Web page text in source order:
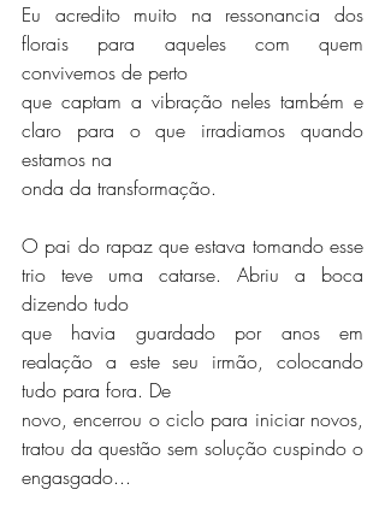
Eu acredito muito na ressonancia dos
florais para aqueles com quem
convivemos de perto
que captam a vibração neles também e
claro para o que irradiamos quando
estamos na
onda da transformação.
O pai do rapaz que estava tomando esse
trio teve uma catarse. Abriu a boca
dizendo tudo
que havia guardado por anos em
realação a este seu irmão, colocando
tudo para fora. De
novo, encerrou o ciclo para iniciar novos,
tratou da questão sem solução cuspindo o
engasgado...